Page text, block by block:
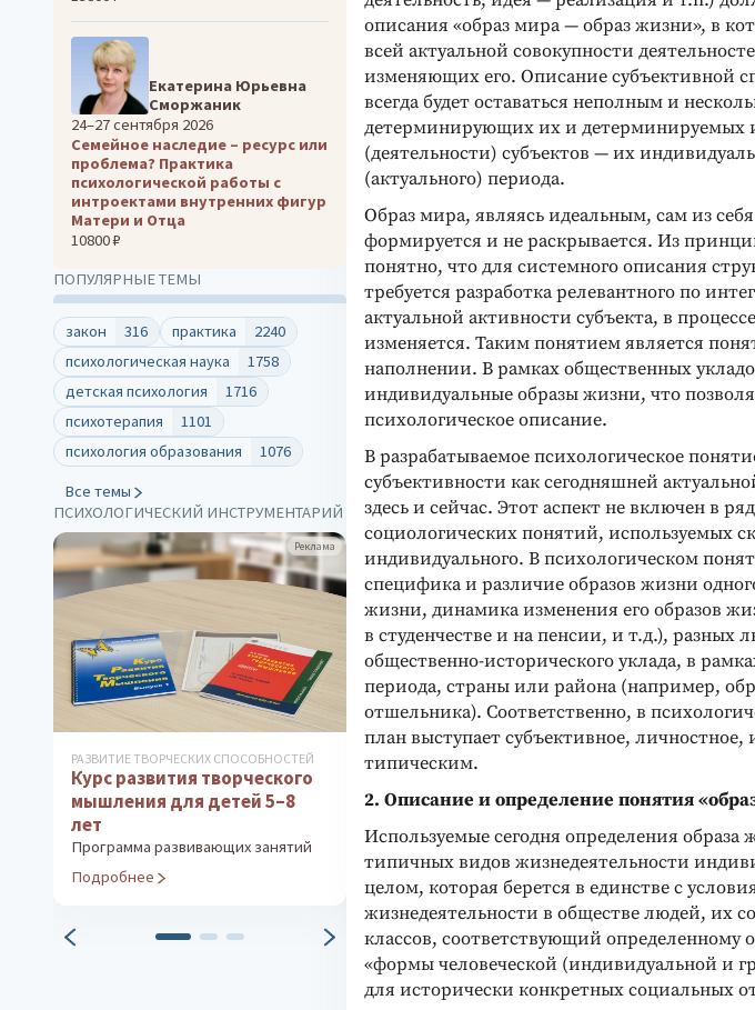
описания «образ мира — образ жизни», в
всей актуальной совокупности
изменяющих его. Описание субъективной
всегда будет оставаться неполным и
детерминирующих их и детерминируемых
(деятельности) субъектов — их
(актуального) периода.
Образ мира, являясь идеальным, сам из
формируется и не раскрывается. Из
понятно, что для системного описания
требуется разработка релевантного по
актуальной активности субъекта, в
изменяется. Таким понятием является
наполнении. В рамках общественных
индивидуальные образы жизни, что
психологическое описание.
В разрабатываемое психологическое
субъективности как сегодняшней
здесь и сейчас. Этот аспект не включен в
социологических понятий, используемых
индивидуального. В психологическом
специфика и различие образов жизни
жизни, динамика изменения его образов
в студенчестве и на пенсии, и т.д.), разных
общественно-исторического уклада, в
периода, страны или района (например,
отшельника). Соответственно, в
план выступает субъективное,
типическим.
2. Описание и определение понятия
Используемые сегодня определения образа
типичных видов жизнедеятельности
целом, которая берется в единстве с
жизнедеятельности в обществе людей, их
классов, соответствующий определенному
«формы человеческой (индивидуальной и
для исторически конкретных социальных
Екатерина Юрьевна
Сморжаник
24–27 сентября 2026
Семейное наследие – ресурс или
проблема? Практика
психологической работы с
интроектами внутренних фигур
Матери и Отца
10800 ₽
ПОПУЛЯРНЫЕ ТЕМЫ
закон 316 практика
2240
психологическая наука
1758
детская психология
1716
психотерапия
1101
психология образования
1076
Все темы
ПСИХОЛОГИЧЕСКИЙ ИНСТРУМЕНТАРИЙ
Реклама
РАЗВИТИЕ ТВОРЧЕСКИХ СПОСОБНОСТЕЙ
Курс развития творческого
мышления для детей 5–8
лет
Программа развивающих занятий
Подробнее
ПЕСОЧНИЦЫ
Песочная магия
Коррекционно-диагностический
Подробнее